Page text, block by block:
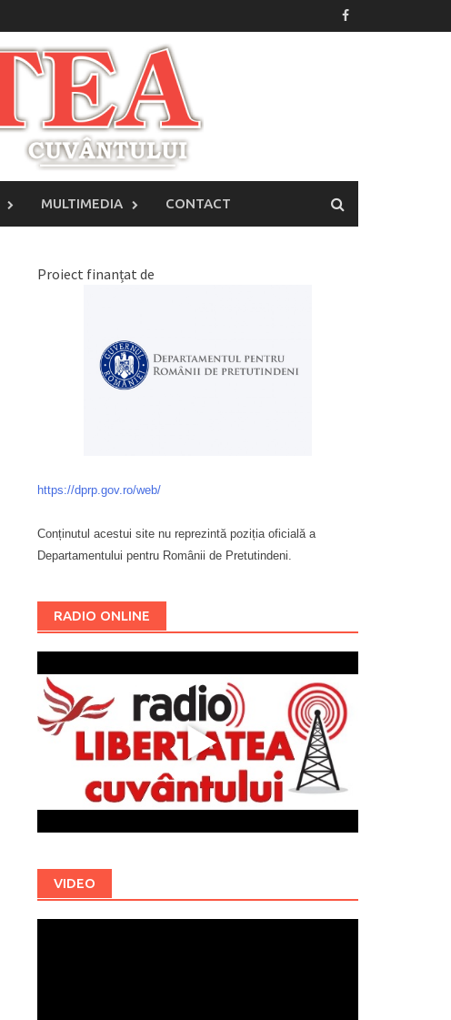
MULTIMEDIA CONTACT
Proiect finanțat de
https://dprp.gov.ro/web/
Conținutul acestui site nu reprezintă poziția oficială a
Departamentului pentru Românii de Pretutindeni.
RADIO ONLINE
VIDEO